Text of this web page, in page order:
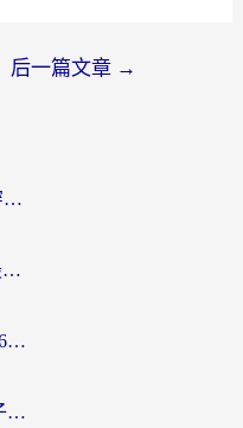
后一篇文章 →
海外党必看：ChickCN和极速穿梭VPN好用吗？3招教你选对回国加速器无缝刷国内资源
斧牛和light哪个好？海外华人最关心的回国加速器选择难题，一篇讲透
在国外怎么用虎牙不卡顿？2026海外华人亲测有效的回国加速器选择指南
斧牛和加速喵好用吗？海外游子的真实选择困境